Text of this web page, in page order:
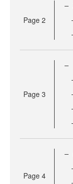
Page 2
Page 3
Page 4